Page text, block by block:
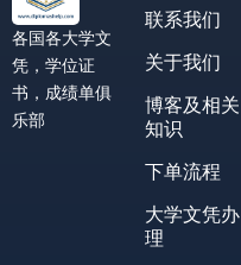
各国各大学文
凭，学位证
书，成绩单俱
乐部
联系我们
关于我们
博客及相关
知识
下单流程
大学文凭办
理